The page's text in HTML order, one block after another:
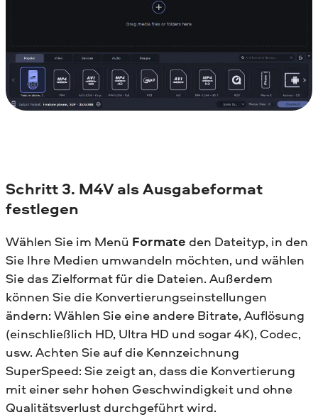
Schritt 3. M4V als Ausgabeformat
festlegen
Wählen Sie im Menü Formate den Dateityp, in den
Sie Ihre Medien umwandeln möchten, und wählen
Sie das Zielformat für die Dateien. Außerdem
können Sie die Konvertierungseinstellungen
ändern: Wählen Sie eine andere Bitrate, Auflösung
(einschließlich HD, Ultra HD und sogar 4K), Codec,
usw. Achten Sie auf die Kennzeichnung
SuperSpeed: Sie zeigt an, dass die Konvertierung
mit einer sehr hohen Geschwindigkeit und ohne
Qualitätsverlust durchgeführt wird.